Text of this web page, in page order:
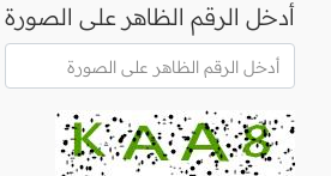
أدخل الرقم الظاهر على الصورة